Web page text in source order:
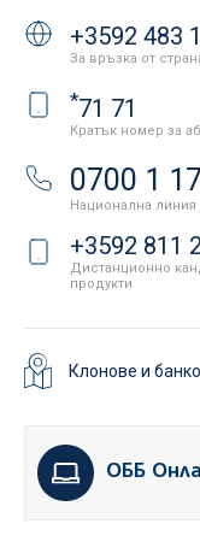
+3592 483
За връзка от
*71 71
Кратък номер за
0700 1
Национална линия
+3592 811
Дистанционно
продукти
Клонове и
ОББ